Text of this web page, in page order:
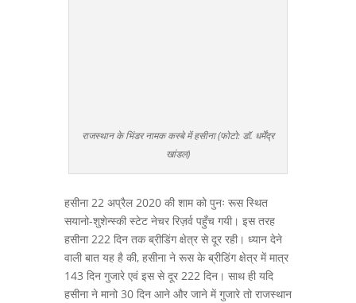
राजस्थान के भिंडर नामक कस्बे में हसीना (फोटो: डॉ. धर्मेंद्र
खांडल)
हसीना 22 अप्रैल 2020 की शाम को पुनः रूस स्थित
सयानो-शुशेन्स्की स्टेट नेचर रिज़र्व पहुँच गयी। इस तरह
हसीना 222 दिन तक ब्रीडिंग क्षेत्र से दूर रही। ध्यान देने
वाली बात यह है की, हसीना ने रूस के ब्रीडिंग क्षेत्र में मात्र
143 दिन गुजारे एवं इस से दूर 222 दिन। साथ ही यदि
हसीना ने मानो 30 दिन आने और जाने में गुजारे तो राजस्थान